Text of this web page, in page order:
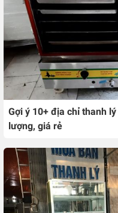
Gợi ý 10+ địa chỉ thanh
lượng, giá rẻ